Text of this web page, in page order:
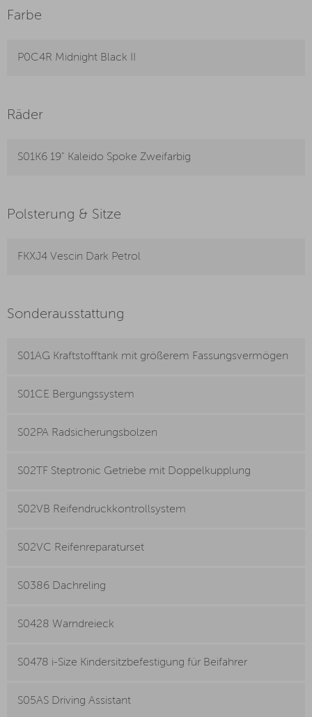
Farbe
P0C4R Midnight Black II
Räder
S01K6 19" Kaleido Spoke Zweifarbig
Polsterung & Sitze
FKXJ4 Vescin Dark Petrol
Sonderausstattung
S01AG Kraftstofftank mit größerem Fassungsvermögen
S01CE Bergungssystem
S02PA Radsicherungsbolzen
S02TF Steptronic Getriebe mit Doppelkupplung
S02VB Reifendruckkontrollsystem
S02VC Reifenreparaturset
S0386 Dachreling
S0428 Warndreieck
S0478 i-Size Kindersitzbefestigung für Beifahrer
S05AS Driving Assistant